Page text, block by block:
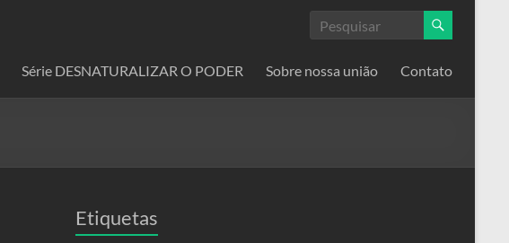
Série DESNATURALIZAR O PODER Sobre nossa união Contato
Etiquetas